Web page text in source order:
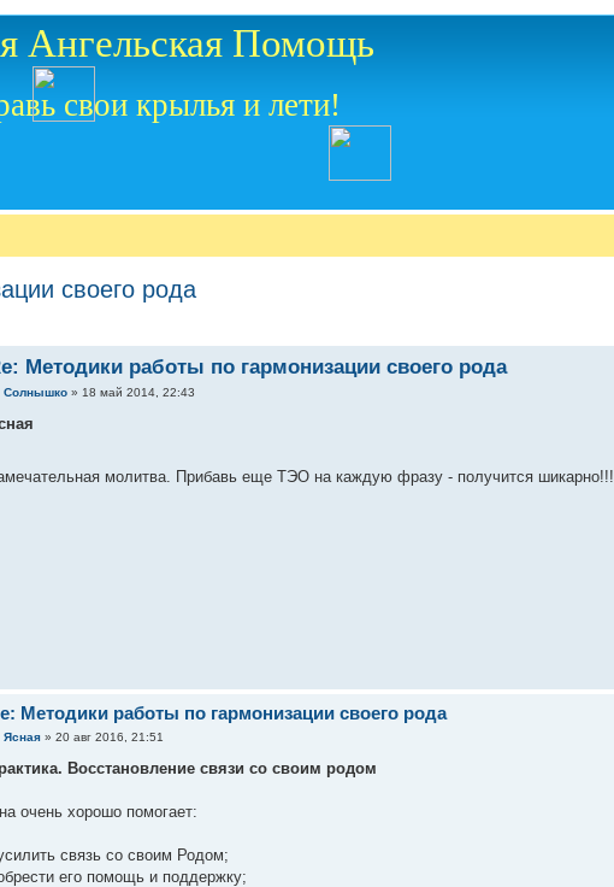
Ангельская Помощь
свои крылья и лети!
своего рода
Методики работы по гармонизации своего рода
Солнышко » 18 май 2014, 22:43
молитва. Прибавь еще ТЭО на каждую фразу - получится шикарно!!!
Методики работы по гармонизации своего рода
Ясная » 20 авг 2016, 21:51
Восстановление связи со своим родом
очень хорошо помогает:
связь со своим Родом;
его помощь и поддержку;